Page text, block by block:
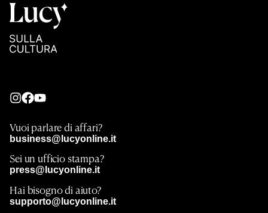
Vuoi parlare di affari?
business@lucyonline.it
Sei un ufficio stampa?
press@lucyonline.it
Hai bisogno di aiuto?
supporto@lucyonline.it